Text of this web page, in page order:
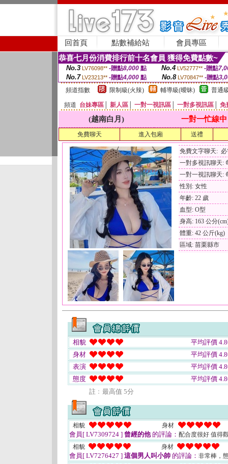
回首頁 點數補給站 會員專區
恭喜七月份消費排行前十名會員 獲得免費點數~
No.3 LV76098** -贈點8,000點 No.4 LV52777** -贈點
No.7 LV23213** -贈點4,000 點 No.8 LV70847** -贈點
頻道指數
限制級(火辣) 輔導級(曖昧) 普通
頻道 台妹專區 新人區 一對一視訊區 一對多視訊區 免
(越南白月) 一對一忙線中
免費聊天 進入包廂 送禮
免費文字聊天:
一對多視訊聊天:
一對一視訊聊天:
性別: 女性
年齡: 22 歲
血型: O型
身高: 163 公分
體重: 42 公斤(kg)
區域: 苗栗縣市
相貌
平均評價
身材
平均評價
表演
平均評價
態度
平均評價
註﹕最高值 5分
相貌 身材
會員[ LV7309724 ] 曾經的他的評論： 配合度很好 值得
相貌
身材
會員[ LV7276427 ] 這個男人叫小帥 的評論： 非常棒，